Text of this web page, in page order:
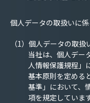
個人データの取扱いに
（1）個人データの取
当社は、個人デー
人情報保護規程」
基本原則を定める
基準」において、
項を規定しています